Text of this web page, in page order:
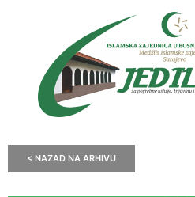
< NAZAD NA ARHIVU